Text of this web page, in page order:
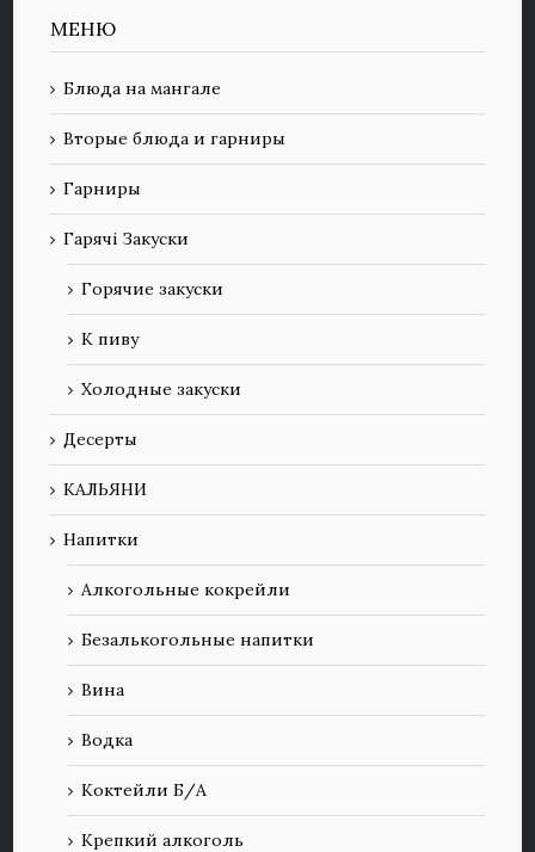
МЕНЮ
Блюда на мангале
Вторые блюда и гарниры
Гарниры
Гарячі Закуски
Горячие закуски
К пиву
Холодные закуски
Десерты
КАЛЬЯНИ
Напитки
Алкогольные кокрейли
Безалькогольные напитки
Вина
Водка
Коктейли Б/А
Крепкий алкоголь